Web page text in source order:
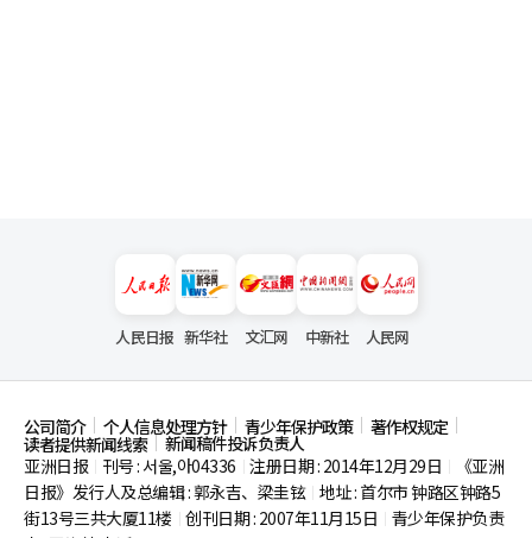
人民日报 新华社 文汇网 中新社 人民网
公司简介 个人信息处理方针 青少年保护政策 著作权规定
读者提供新闻线索
新闻稿件投诉负责人
亚洲日报
刊号 : 서울,아04336 注册日期 : 2014年12月29日
《亚洲
日报》发行人及总编辑 : 郭永吉、梁圭铉 地址 : 首尔市钟路区钟路5
街13号三共大厦11楼 创刊日期 : 2007年11月15日
青少年保护负责